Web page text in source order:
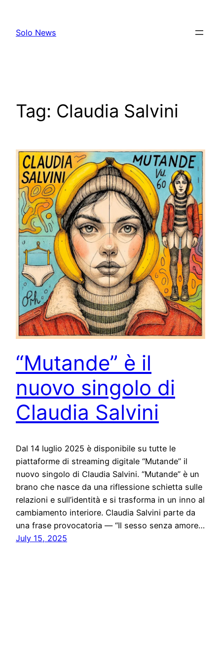
content
Solo News
Tag: Claudia Salvini
“Mutande” è il
nuovo singolo di
Claudia Salvini
Dal 14 luglio 2025 è disponibile su tutte le
piattaforme di streaming digitale “Mutande” il
nuovo singolo di Claudia Salvini. “Mutande” è un
brano che nasce da una riflessione schietta sulle
relazioni e sull’identità e si trasforma in un inno al
cambiamento interiore. Claudia Salvini parte da
una frase provocatoria — “Il sesso senza amore…
July 15, 2025